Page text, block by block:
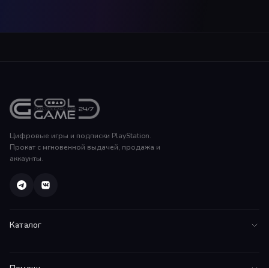
Цифровые игры и подписки PlayStation.
Прокат с мгновенной выдачей, продажа и
аккаунты.
Каталог